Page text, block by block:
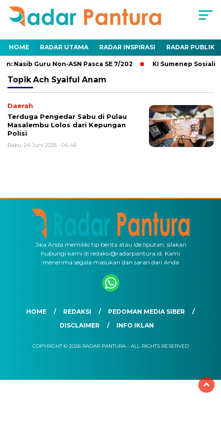
HOME RADAR UTAMA RADAR INSPIRASI RADAR PUBLIK
Nasib Guru Non-ASN Pasca SE 7/202 KI Sumenep
Topik Ach Syaiful Anam
Daerah
Terduga Pengedar Sabu di Pulau
Masalembu Lolos dari Kepungan
Polisi
Rabu, 24 Juni 2026 - 04:46
Jika Anda memiliki tip berita atau ide liputan, silakan
hubungi kami di redaksi@radarpantura.id. Kami
menerima segala masukan dan saran dari Anda
HOME REDAKSI
PEDOMAN MEDIA SIBER
DISCLAIMER
INFO IKLAN
COPYRIGHT © 2026 RADAR PANTURA - ALL RIGHTS RESERVED